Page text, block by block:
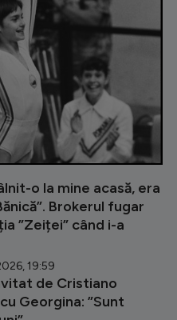
o la mine acasă, era
Brokerul fugar
”Zeiței” când i-a
19:59
de Cristiano
Georgina: ”Sunt